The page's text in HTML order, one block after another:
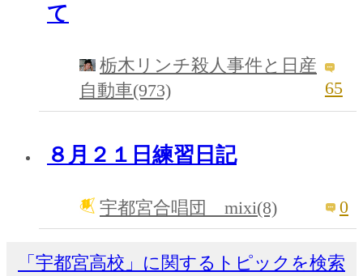
て
栃木リンチ殺人事件と日産
自動車(973)
65
８月２１日練習日記
宇都宮合唱団 mixi(8) 0
「宇都宮高校」に関するトピックを検索